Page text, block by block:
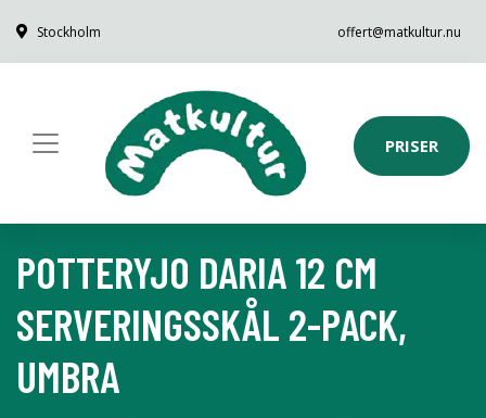
Stockholm offert@matkultur.nu
PRISER
POTTERYJO DARIA 12 CM
SERVERINGSSKÅL 2-PACK,
UMBRA